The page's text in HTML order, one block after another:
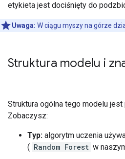
etykieta jest dociśnięty do
Uwaga: W ciągu myszy na górze
Struktura modelu i
Struktura ogólna tego modelu jest
Zobaczysz:
Typ: algorytm uczenia
( Random Forest w